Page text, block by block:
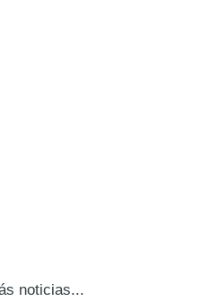
noticias...